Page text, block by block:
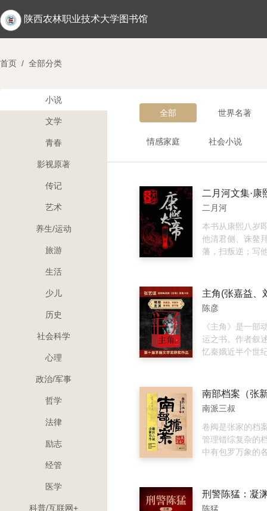
陕西农林职业技术大学图书馆
首页 / 全部分类
小说
文学
青春
影视原著
传记
艺术
养生/运动
旅游
生活
少儿
历史
社会科学
心理
政治/军事
哲学
法律
励志
经管
医学
科普/互联网+
全部 世界名著
情感家庭 社会小说
二月河
本书从康熙八岁
他清君侧、诛鳌
藩，扫叛逆；写
史的雍正继承大
窥见康熙大帝的
预见力，以及该
则断的谋略智慧
陈彦
《主角》是一部
运之书。作者叙
忆秦娥近半个世
杂关联。 其间各
型时代的命运遭
上。作者上承中
思想流脉，于人
中，写出了千秋
而经由对一个人
的人生经历及其
为古典思想应世
南派三叔
卷阀是张家的档
管理错综复杂的
中有包罗万象的
据，无法判断用
建筑等等，几乎
陈猛